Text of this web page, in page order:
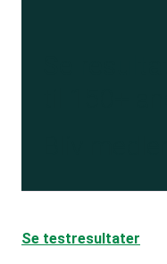
Se testresultater